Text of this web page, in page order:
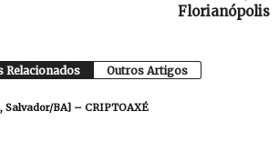
Florianópolis
Relacionados Outros Artigos
Salvador/BA] – CRIPTOAXÉ